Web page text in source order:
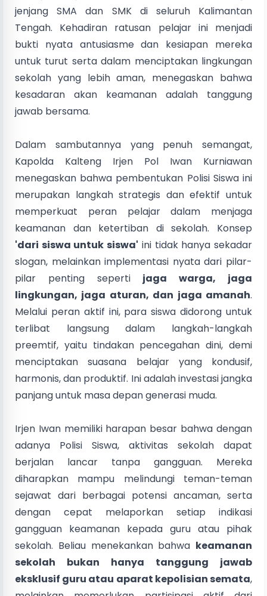
jenjang SMA dan SMK di seluruh Kalimantan
Tengah. Kehadiran ratusan pelajar ini menjadi
bukti nyata antusiasme dan kesiapan mereka
untuk turut serta dalam menciptakan lingkungan
sekolah yang lebih aman, menegaskan bahwa
kesadaran akan keamanan adalah tanggung
jawab bersama.
Dalam sambutannya yang penuh semangat,
Kapolda Kalteng Irjen Pol Iwan Kurniawan
menegaskan bahwa pembentukan Polisi Siswa ini
merupakan langkah strategis dan efektif untuk
memperkuat peran pelajar dalam menjaga
keamanan dan ketertiban di sekolah. Konsep
'dari siswa untuk siswa' ini tidak hanya sekadar
slogan, melainkan implementasi nyata dari pilar-
pilar penting seperti jaga warga, jaga
lingkungan, jaga aturan, dan jaga amanah.
Melalui peran aktif ini, para siswa didorong untuk
terlibat langsung dalam langkah-langkah
preemtif, yaitu tindakan pencegahan dini, demi
menciptakan suasana belajar yang kondusif,
harmonis, dan produktif. Ini adalah investasi jangka
panjang untuk masa depan generasi muda.
Irjen Iwan memiliki harapan besar bahwa dengan
adanya Polisi Siswa, aktivitas sekolah dapat
berjalan lancar tanpa gangguan. Mereka
diharapkan mampu melindungi teman-teman
sejawat dari berbagai potensi ancaman, serta
dengan cepat melaporkan setiap indikasi
gangguan keamanan kepada guru atau pihak
sekolah. Beliau menekankan bahwa keamanan
sekolah bukan hanya tanggung jawab
eksklusif guru atau aparat kepolisian semata,